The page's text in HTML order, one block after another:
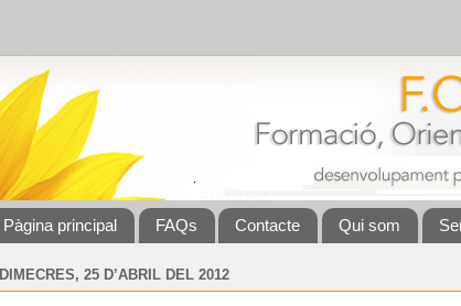
Pàgina principal FAQs Contacte Qui som
DIMECRES, 25 D’ABRIL DEL 2012